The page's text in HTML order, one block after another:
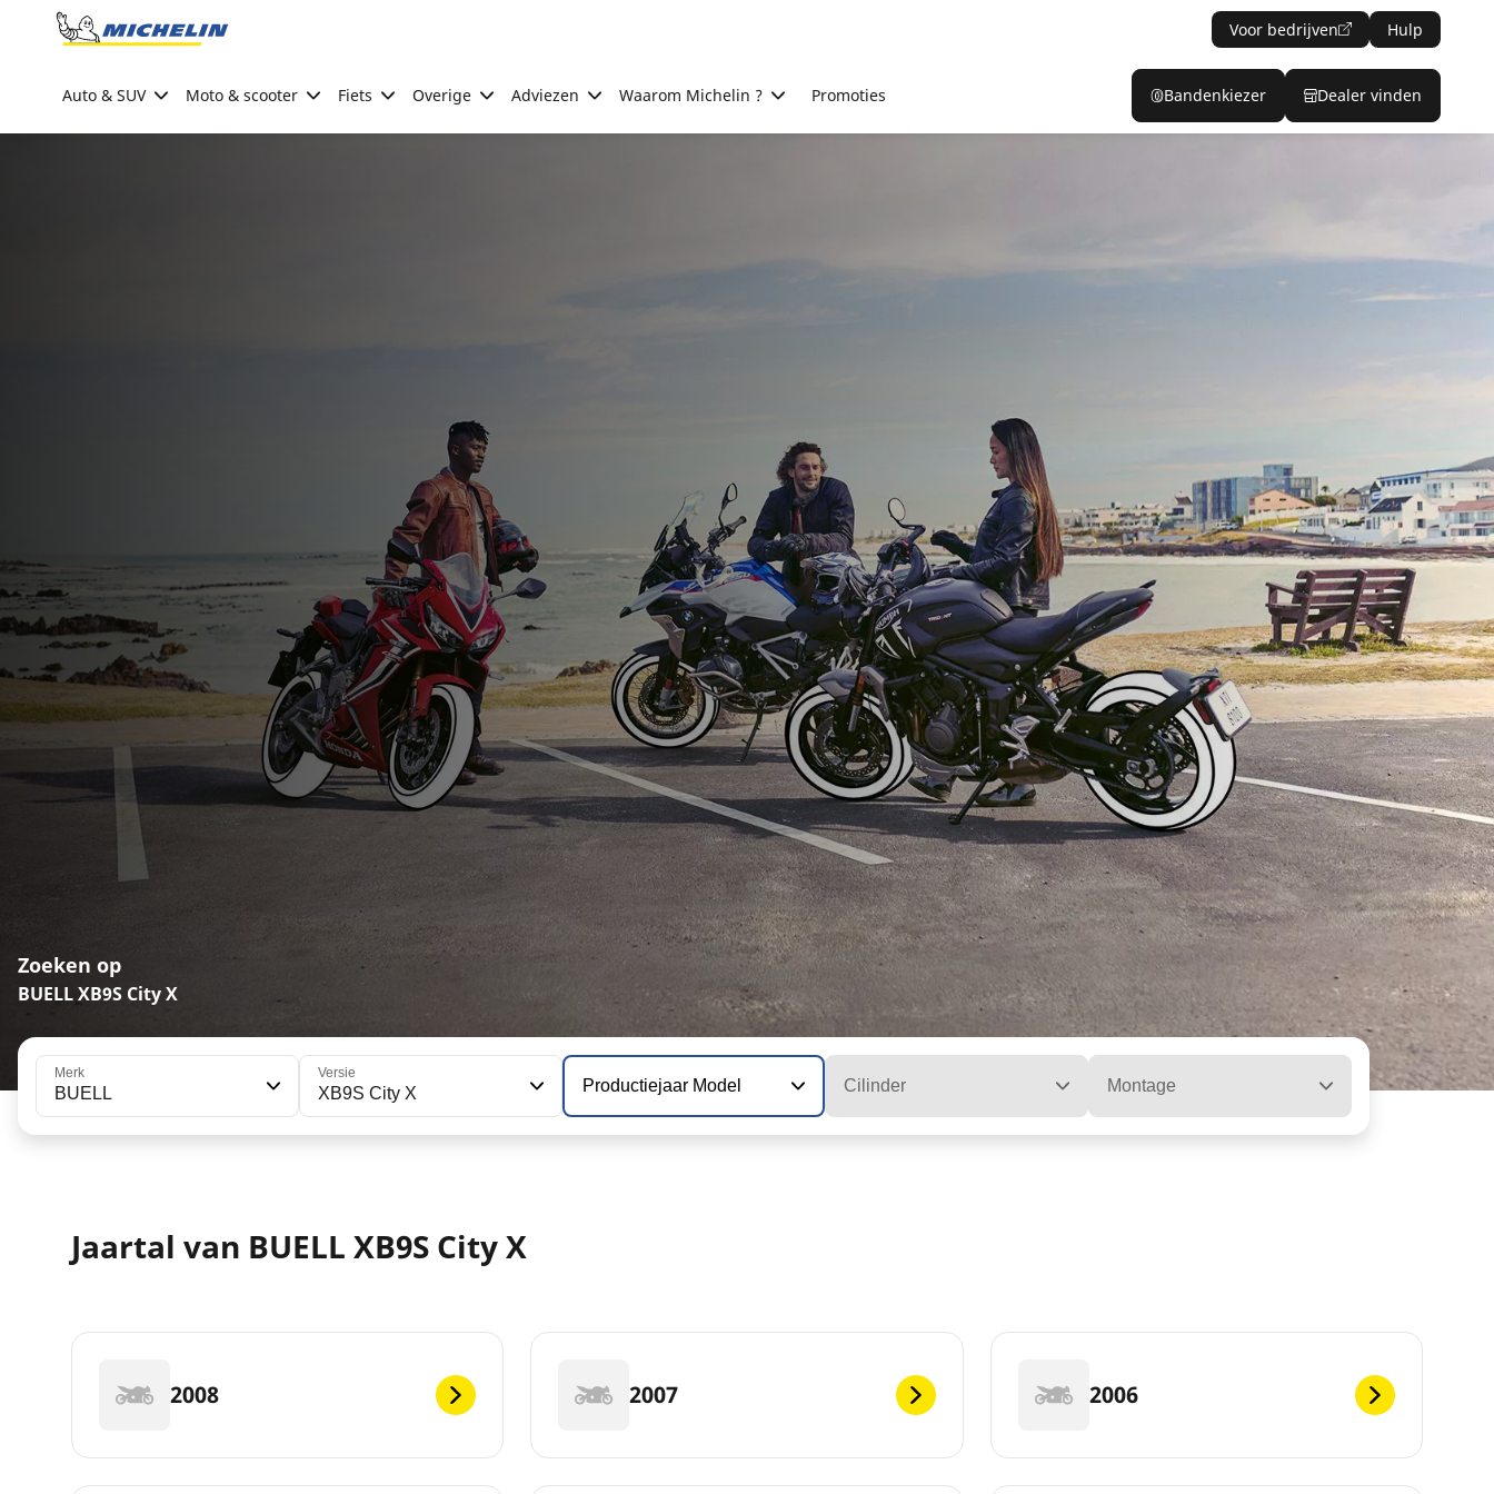
Go to page content
Voor bedrijven Hulp
Auto & SUV Moto & scooter Fiets Overige Adviezen Waarom Michelin ? Promoties Bandenkiezer Dealer vinden
Zoeken op
BUELL XB9S City X
Merk
BUELL
Versie
XB9S City X Productiejaar Model Cilinder Montage
Jaartal van BUELL XB9S City X
2008 2007 2006